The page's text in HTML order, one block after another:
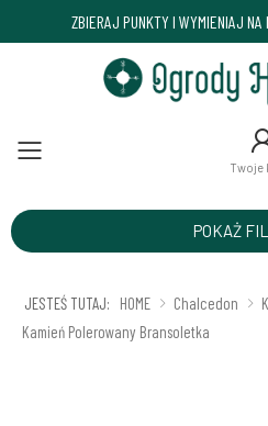
ZBIERAJ PUNKTY I WYMIENIAJ NA
Menu Twoje
POKAŻ
JESTEŚ TUTAJ: HOME Chalcedon
Kamień Polerowany Bransoletka